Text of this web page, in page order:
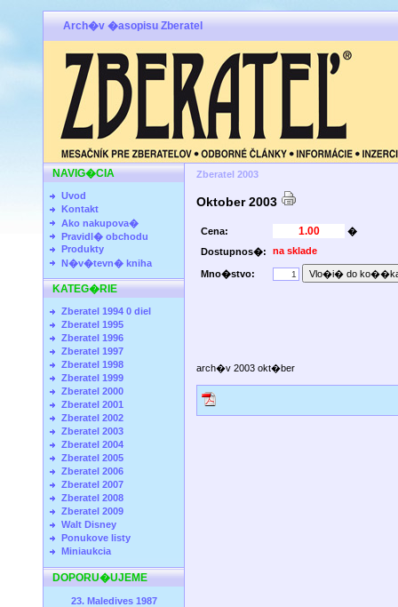
Arch�v �asopisu Zberatel
NAVIG�CIA
Uvod
Kontakt
Ako nakupova�
Pravidl� obchodu
Produkty
N�v�tevn� kniha
KATEG�RIE
Zberatel 1994 0 diel
Zberatel 1995
Zberatel 1996
Zberatel 1997
Zberatel 1998
Zberatel 1999
Zberatel 2000
Zberatel 2001
Zberatel 2002
Zberatel 2003
Zberatel 2004
Zberatel 2005
Zberatel 2006
Zberatel 2007
Zberatel 2008
Zberatel 2009
Walt Disney
Ponukove listy
Miniaukcia
DOPORU�UJEME
23. Maledives 1987
Zberatel 2003
Oktober 2003
Cena:
�
Dostupnos�:
na sklade
Mno�stvo:
arch�v 2003 okt�ber